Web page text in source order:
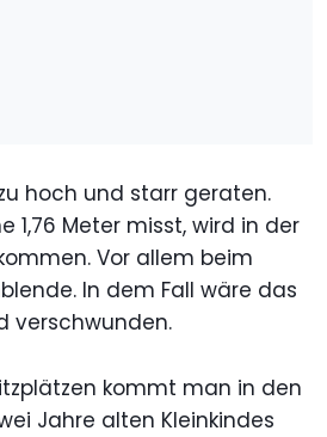
hoch und starr geraten.
1,76 Meter misst, wird in der
Vor allem beim
In dem Fall wäre das
verschwunden.
kommt man in den
Jahre alten Kleinkindes